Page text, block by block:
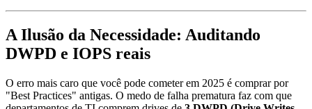
A Ilusão da Necessidade: Auditando
DWPD e IOPS reais
O erro mais caro que você pode cometer em 2025 é comprar por
"Best Practices" antigas. O medo de falha prematura faz com que